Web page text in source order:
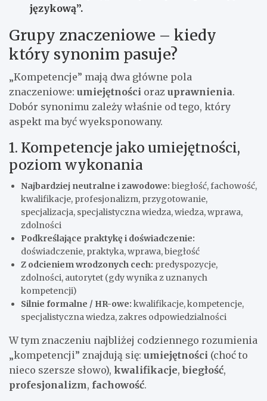
językową”.
Grupy znaczeniowe – kiedy
który synonim pasuje?
„Kompetencje” mają dwa główne pola
znaczeniowe: umiejętności oraz uprawnienia.
Dobór synonimu zależy właśnie od tego, który
aspekt ma być wyeksponowany.
1. Kompetencje jako umiejętności,
poziom wykonania
Najbardziej neutralne i zawodowe: biegłość, fachowość,
kwalifikacje, profesjonalizm, przygotowanie,
specjalizacja, specjalistyczna wiedza, wiedza, wprawa,
zdolności
Podkreślające praktykę i doświadczenie:
doświadczenie, praktyka, wprawa, biegłość
Z odcieniem wrodzonych cech: predyspozycje,
zdolności, autorytet (gdy wynika z uznanych
kompetencji)
Silnie formalne / HR-owe: kwalifikacje, kompetencje,
specjalistyczna wiedza, zakres odpowiedzialności
W tym znaczeniu najbliżej codziennego rozumienia
„kompetencji” znajdują się: umiejętności (choć to
nieco szersze słowo), kwalifikacje, biegłość,
profesjonalizm, fachowość.